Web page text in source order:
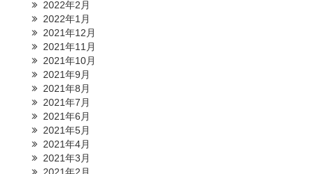
2022年2月
2022年1月
2021年12月
2021年11月
2021年10月
2021年9月
2021年8月
2021年7月
2021年6月
2021年5月
2021年4月
2021年3月